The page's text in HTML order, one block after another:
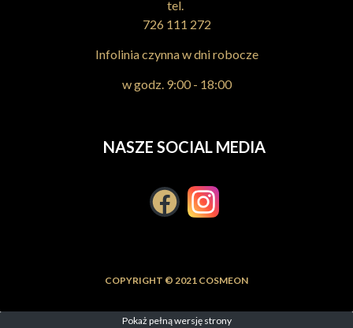
tel.
726 111 272
Infolinia czynna w dni robocze
w godz. 9:00 - 18:00
NASZE SOCIAL MEDIA
COPYRIGHT © 2021 COSMEON
Pokaż pełną wersję strony